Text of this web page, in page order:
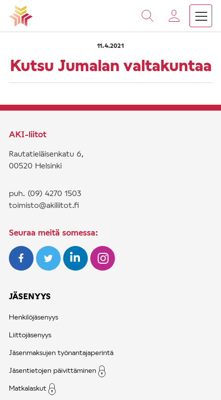
Vieritä
sisältöön
Etusivu Kutsu Jumalan valtakuntaa
11.4.2021
Kutsu Jumalan valtakuntaa
AKI-liitot
Rautatieläisenkatu 6,
00520 Helsinki
puh. (09) 4270 1503
toimisto@akiliitot.fi
Seuraa meitä somessa:
JÄSENYYS
Henkilöjäsenyys
Liittojäsenyys
Jäsenmaksujen työnantajaperintä
Jäsentietojen päivittäminen
Matkalaskut